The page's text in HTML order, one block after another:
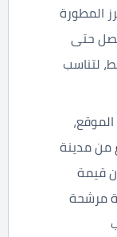
المطورة
حتى
لتناسب
من مدينة
قيمة
مرشحة